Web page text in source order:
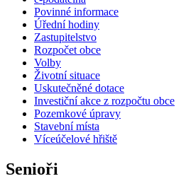
Povinné informace
Úřední hodiny
Zastupitelstvo
Rozpočet obce
Volby
Životní situace
Uskutečněné dotace
Investiční akce z rozpočtu obce
Pozemkové úpravy
Stavební místa
Víceúčelové hřiště
Senioři